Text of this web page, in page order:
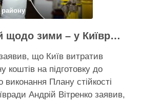
району
Жодних ілюзій щодо зими – у Київраді закидають, що КМДА виконала План стійкості на 20%
що Київ витратив
коштів на підготовку до
виконання Плану стійкості
Андрій Вітренко заявив,